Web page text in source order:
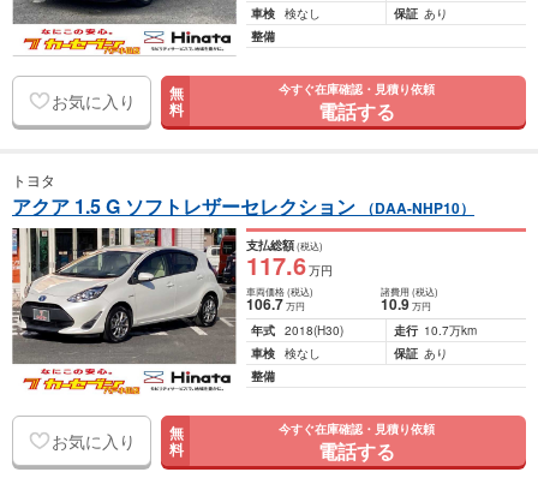
車検 検なし 保証 あり
整備
お気に入り 無
料
今すぐ在庫確認・見積り依頼
電話する
トヨタ
アクア 1.5 G ソフトレザーセレクション （DAA-NHP10）
支払総額(税込)
117.6万円
車両価格(税込)
106.7万円
諸費用 (税込)
10.9 万円
年式 2018(H30) 走行 10.7万km
車検 検なし 保証 あり
整備
お気に入り 無
料
今すぐ在庫確認・見積り依頼
電話する